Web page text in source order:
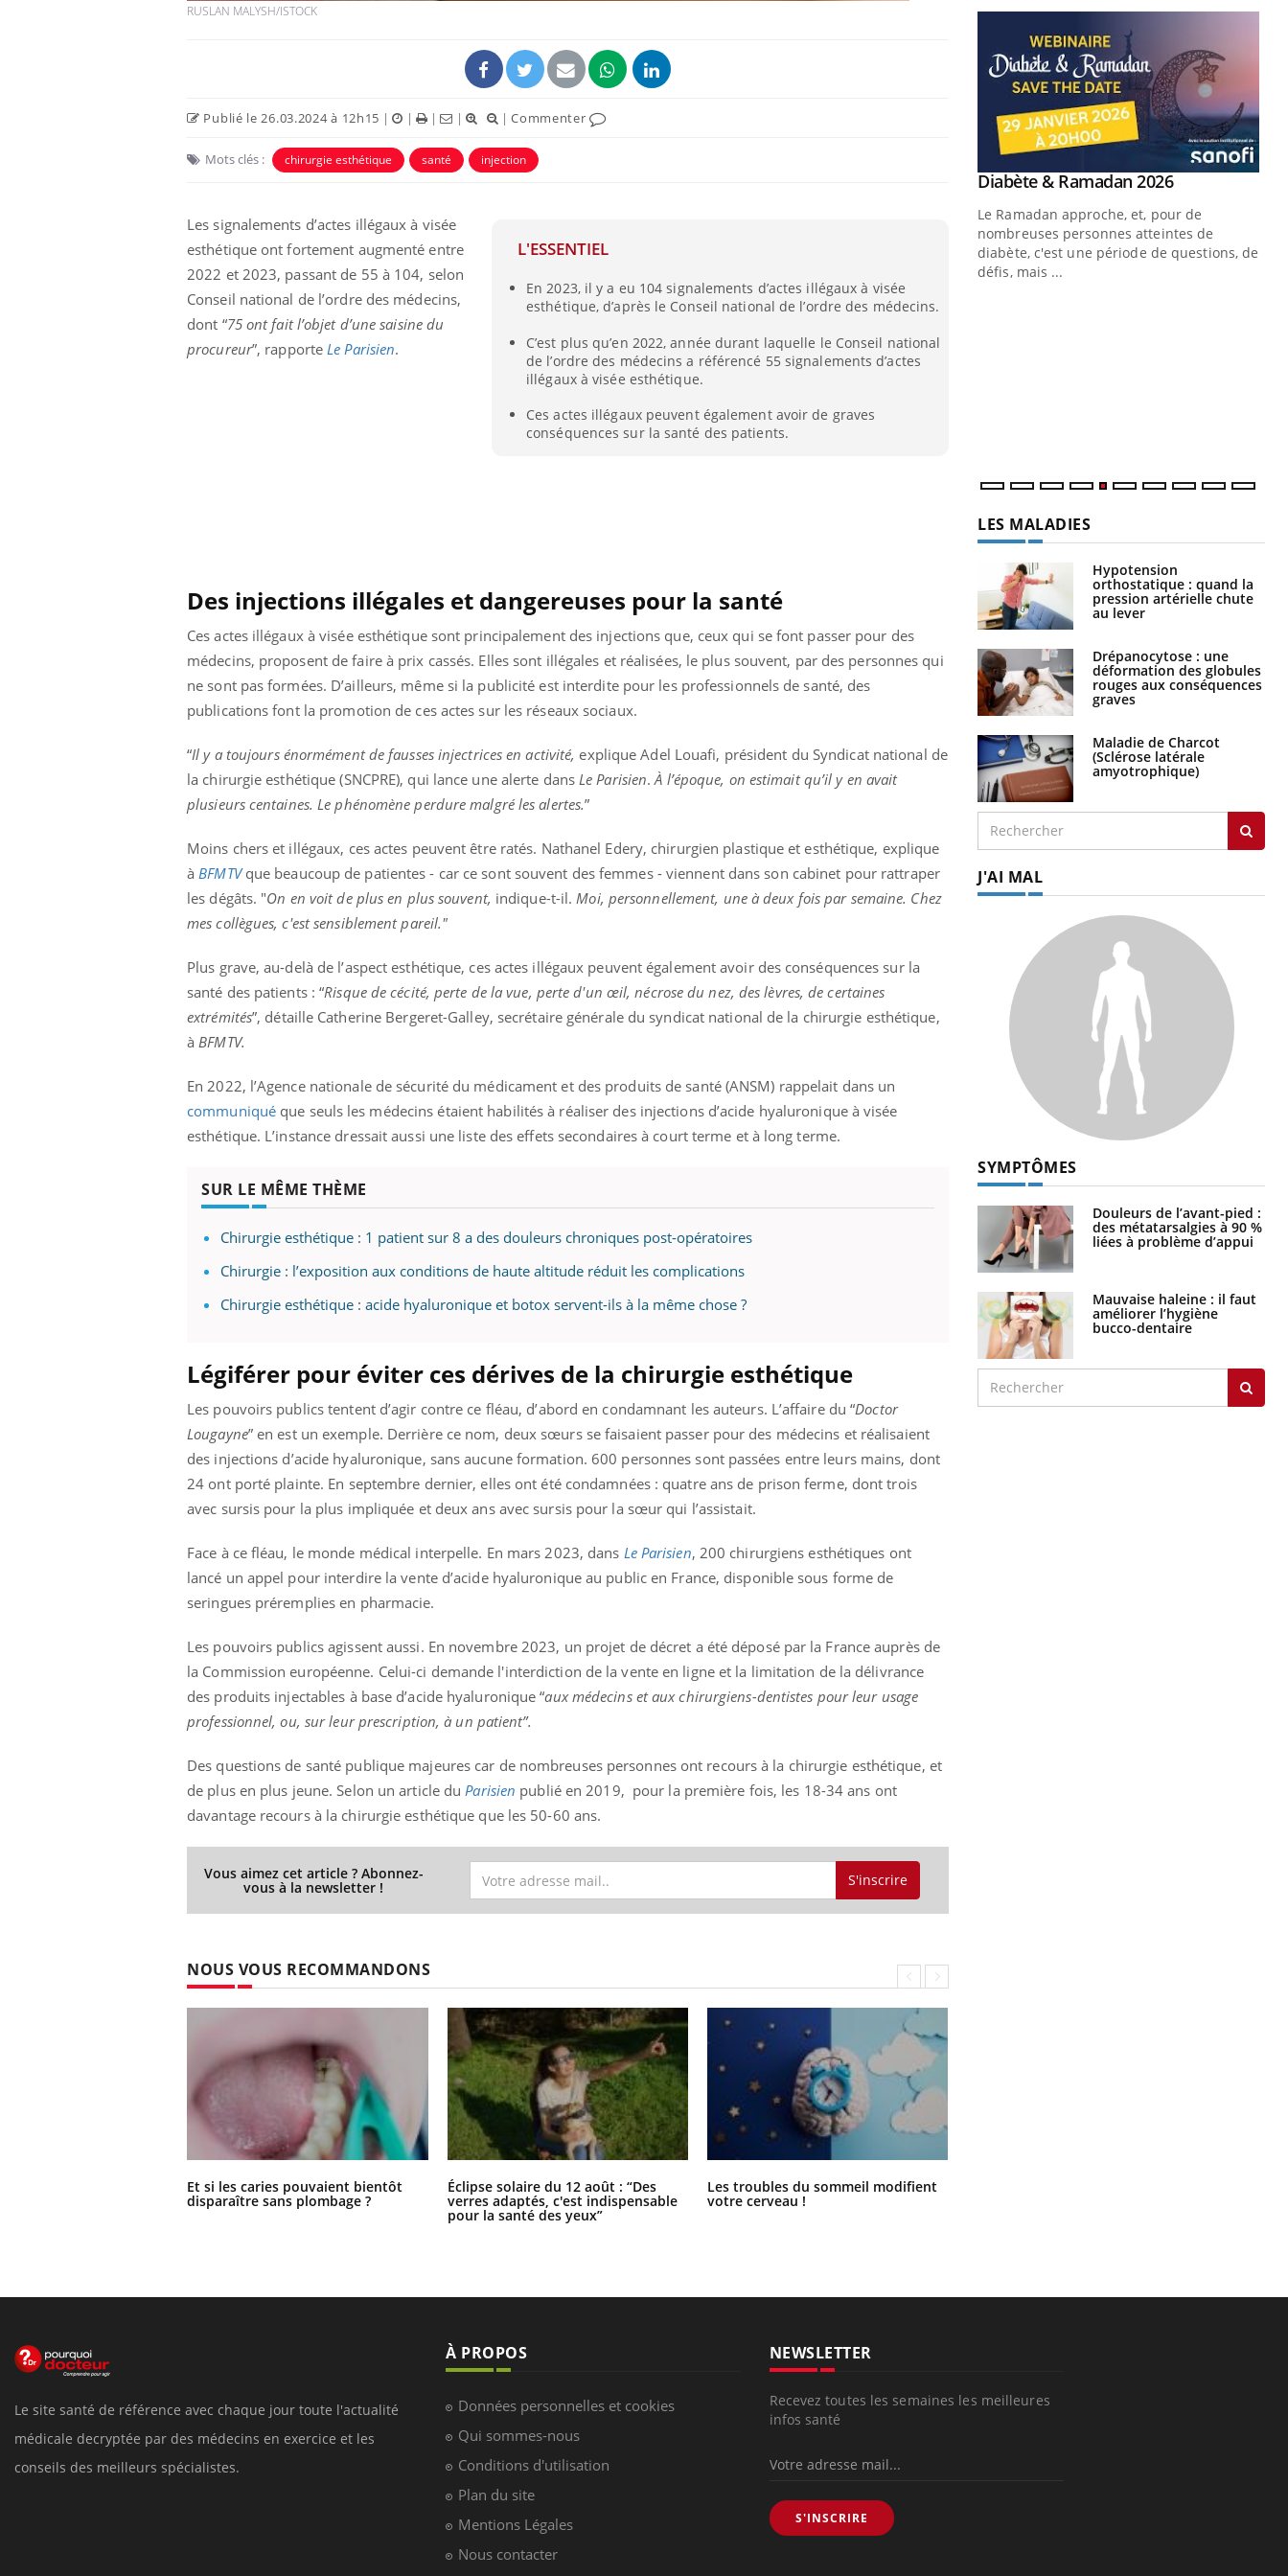
RUSLAN MALYSH/ISTOCK
Publié le 26.03.2024 à 12h15 | | | | |Commenter
Mots clés : chirurgie esthétique santé injection
L'ESSENTIEL
En 2023, il y a eu 104 signalements d’actes illégaux à visée
esthétique, d’après le Conseil national de l’ordre des médecins.
C’est plus qu’en 2022, année durant laquelle le Conseil national
de l’ordre des médecins a référencé 55 signalements d’actes
illégaux à visée esthétique.
Ces actes illégaux peuvent également avoir de graves
conséquences sur la santé des patients.
Les signalements d’actes illégaux à visée
esthétique ont fortement augmenté entre
2022 et 2023, passant de 55 à 104, selon
Conseil national de l’ordre des médecins,
dont “75 ont fait l’objet d’une saisine du
procureur”, rapporteLe Parisien.
Des injections illégales et dangereuses pour la santé
Ces actes illégaux à visée esthétique sont principalement des injections que, ceux qui se font passer pour des
médecins, proposent de faire à prix cassés. Elles sont illégales et réalisées, le plus souvent, par des personnes qui
ne sont pas formées. D’ailleurs, même si la publicité est interdite pour les professionnels de santé, des
publications font la promotion de ces actes sur les réseaux sociaux.
“Il y a toujours énormément de fausses injectrices en activité, explique Adel Louafi, président du Syndicat national de
la chirurgie esthétique (SNCPRE), qui lance une alerte dansLe Parisien.À l’époque, on estimait qu’il y en avait
plusieurs centaines. Le phénomène perdure malgré les alertes.”
Moins chers et illégaux, ces actes peuvent être ratés. Nathanel Edery, chirurgien plastique et esthétique, explique
àBFMTV que beaucoup de patientes - car ce sont souvent des femmes - viennent dans son cabinet pour rattraper
les dégâts. "On en voit de plus en plus souvent, indique-t-il.Moi, personnellement, une à deux fois par semaine. Chez
mes collègues, c'est sensiblement pareil."
Plus grave, au-delà de l’aspect esthétique, ces actes illégaux peuvent également avoir des conséquences sur la
santé des patients : “Risque de cécité, perte de la vue, perte d'un œil, nécrose du nez, des lèvres, de certaines
extrémités”, détaille Catherine Bergeret-Galley, secrétaire générale du syndicat national de la chirurgie esthétique,
àBFMTV.
En 2022, l’Agence nationale de sécurité du médicament et des produits de santé (ANSM) rappelait dans un
communiqué que seuls les médecins étaient habilités à réaliser des injections d’acide hyaluronique à visée
esthétique. L’instance dressait aussi une liste des effets secondaires à court terme et à long terme.
SUR LE MÊME THÈME
Chirurgie esthétique : 1 patient sur 8 a des douleurs chroniques post-opératoires
Chirurgie : l’exposition aux conditions de haute altitude réduit les complications
Chirurgie esthétique : acide hyaluronique et botox servent-ils à la même chose ?
Légiférer pour éviter ces dérives de la chirurgie esthétique
Les pouvoirs publics tentent d’agir contre ce fléau, d’abord en condamnant les auteurs. L’affaire du “Doctor
Lougayne” en est un exemple. Derrière ce nom, deux sœurs se faisaient passer pour des médecins et réalisaient
des injections d’acide hyaluronique, sans aucune formation. 600 personnes sont passées entre leurs mains, dont
24 ont porté plainte. En septembre dernier, elles ont été condamnées : quatre ans de prison ferme, dont trois
avec sursis pour la plus impliquée et deux ans avec sursis pour la sœur qui l’assistait.
Face à ce fléau, le monde médical interpelle. En mars 2023, dans Le Parisien, 200 chirurgiens esthétiques ont
lancé un appel pour interdire la vente d’acide hyaluronique au public en France, disponible sous forme de
seringues préremplies en pharmacie.
Les pouvoirs publics agissent aussi. En novembre 2023, un projet de décret a été déposé par la France auprès de
la Commission européenne. Celui-ci demande l'interdiction de la vente en ligne et la limitation de la délivrance
des produits injectables à base d’acide hyaluronique “aux médecins et aux chirurgiens-dentistes pour leur usage
professionnel, ou, sur leur prescription, à un patient”.
Des questions de santé publique majeures car de nombreuses personnes ont recours à la chirurgie esthétique, et
de plus en plus jeune. Selon un article duParisien publié en 2019, pour la première fois, les 18-34 ans ont
davantage recours à la chirurgie esthétique que les 50-60 ans.
Vous aimez cet article ? Abonnez-
vous à la newsletter ! S'inscrire
NOUS VOUS RECOMMANDONS
Et si les caries pouvaient bientôt
disparaître sans plombage ?
Éclipse solaire du 12 août : “Des
verres adaptés, c'est indispensable
pour la santé des yeux”
Les troubles du sommeil modifient
votre cerveau !
Fatigue, irritabilité, brouillard mental ou
même alopécie… Les symptômes de la
carence en fer sont multiples ce qui la rend
En 2026, l'insuline dans le diabète de type 2
reste entourée d'idées reçues chez les
patients comme parfois chez les soignants.
sont ...
Youtube
Diabète & Ramadan 2026Youtube
Le Ramadan approche, et, pour de
nombreuses personnes atteintes de
diabète, c'est une période de questions, de
défis, mais ...
LES MALADIES
Hypotension
orthostatique : quand la
pression artérielle chute
au lever
Drépanocytose : une
déformation des globules
rouges aux conséquences
graves
Maladie de Charcot
(Sclérose latérale
amyotrophique)
J'AI MAL
SYMPTÔMES
Douleurs de l’avant-pied :
des métatarsalgies à 90 %
liées à problème d’appui
Mauvaise haleine : il faut
améliorer l’hygiène
bucco-dentaire
Le site santé de référence avec chaque jour toute l'actualité
médicale decryptée par des médecins en exercice et les
conseils des meilleurs spécialistes.
À PROPOS
Données personnelles et cookies
Qui sommes-nous
Conditions d'utilisation
Plan du site
Mentions Légales
Nous contacter
NEWSLETTER
Recevez toutes les semaines les meilleures
infos santé
S'INSCRIRE